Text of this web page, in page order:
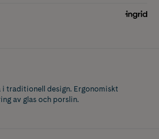
i traditionell design. Ergonomiskt
av glas och porslin.